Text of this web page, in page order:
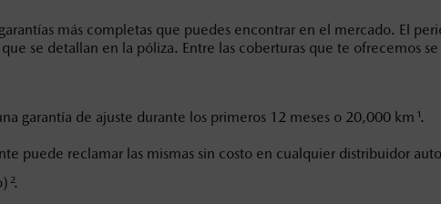
más completas que puedes encontrar en el mercado. El
se detallan en la póliza. Entre las coberturas que te ofrecemos
garantía de ajuste durante los primeros 12 meses o 20,000 km 1.
puede reclamar las mismas sin costo en cualquier distribuidor
2.
en esta página son al menudeo, sugeridos por el fabricante, en
de sus productos, sin aviso previo al consumidor.